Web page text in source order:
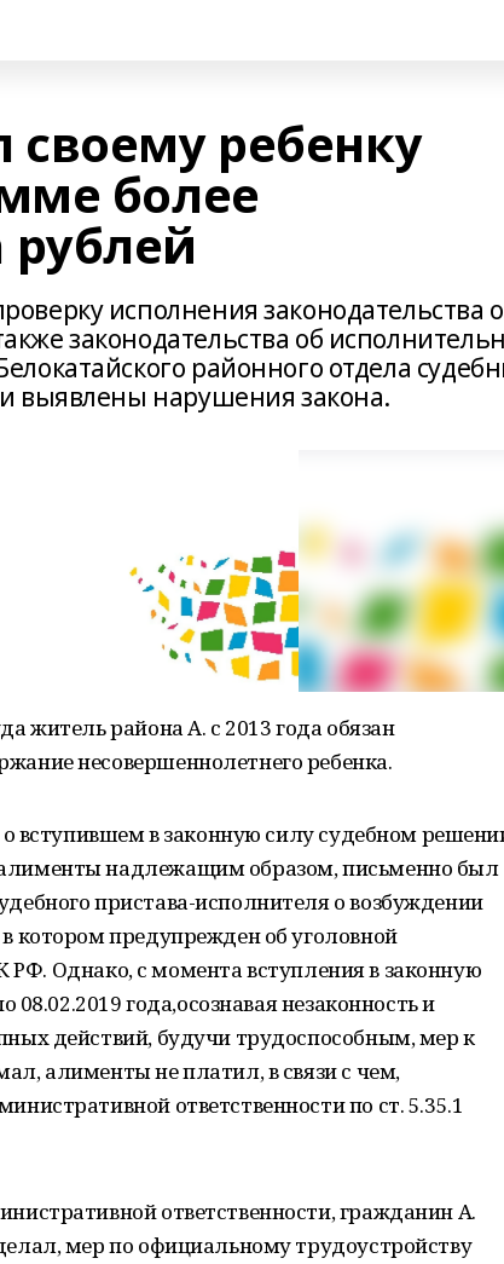
ребенку
более
исполнения законодательства
законодательства об
районного отдела
выявлены нарушения закона.
житель района А. с 2013 года обязан
несовершеннолетнего ребенка.
вступившем в законную силу судебном
надлежащим образом, письменно был
пристава-исполнителя о возбуждении
котором предупрежден об уголовной
РФ. Однако, с момента вступления в законную
08.02.2019 года,осознавая незаконность и
действий, будучи трудоспособным, мер к
алименты не платил, в связи с чем,
ответственности по ст. 5.35.1
ответственности, гражданин А.
мер по официальному трудоустройству